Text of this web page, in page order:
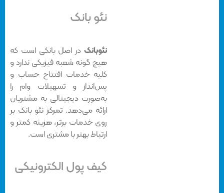
نئو بانک
نئوبانکدر اصل بانکی است که
هیچ گونه شعبه فیزیکی ندارد و
کلیه خدمات افتتاح حساب و
پس‌انداز و تسهیلات وام را
به‌صورت دیجیتالی به مشتریان
ارائه می‌دهد. تمرکز نئو بانک بر
روی خدمات برتر، هزینه کمتر و
ارتباط بهتر با مشتری است.
کیف پول الکترونیکی